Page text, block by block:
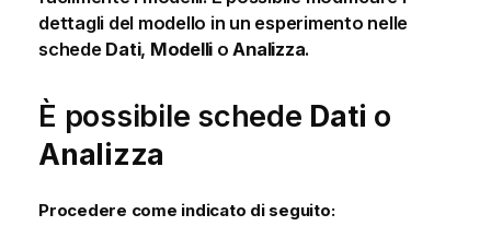
dettagli del modello in un esperimento nelle
schede Dati, Modelli oAnalizza.
È possibile schede Dati o
Analizza
Procedere come indicato di seguito: